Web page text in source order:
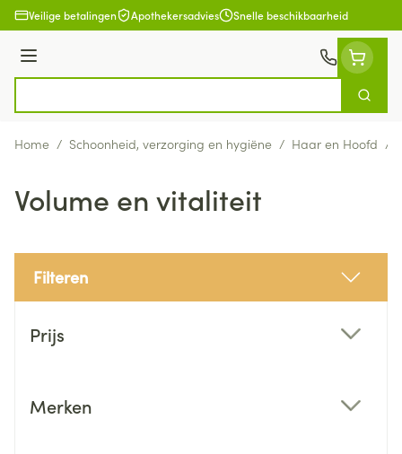
Ga naar de inhoud
Veilige betalingen Apothekersadvies Snelle beschikbaarheid
Menu
Zoek
Home / Schoonheid, verzorging en hygiëne / Haar en Hoofd /
Volume en vitaliteit
Filteren
Prijs
Merken